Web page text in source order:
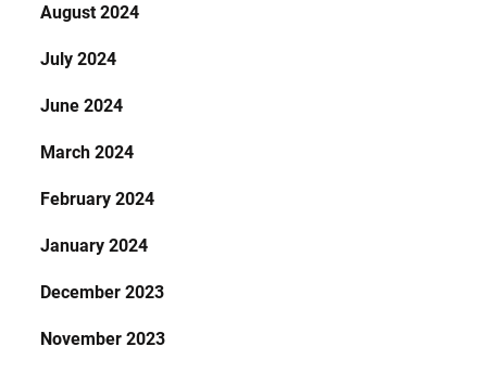
August 2024
July 2024
June 2024
March 2024
February 2024
January 2024
December 2023
November 2023